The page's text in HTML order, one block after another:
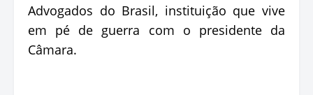
Advogados do Brasil, instituição que vive
em pé de guerra com o presidente da
Câmara.